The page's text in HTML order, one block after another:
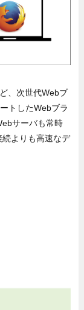
、次世代Webブ
トしたWebブラ
サーバも常時
よりも高速なデ